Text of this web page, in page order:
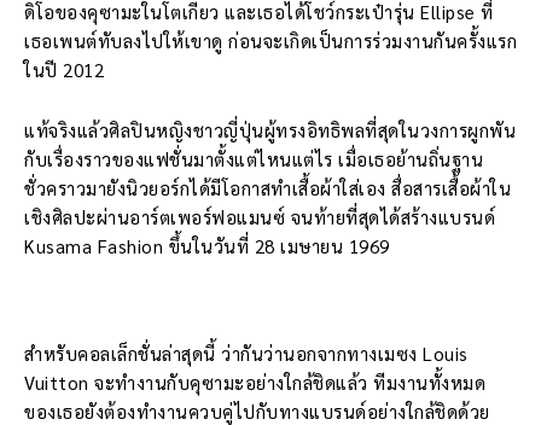
ดิโอของคุซามะในโตเกียว และเธอได้โชว์กระเป๋ารุ่น Ellipse ที่
เธอเพนต์ทับลงไปให้เขาดู ก่อนจะเกิดเป็นการร่วมงานกันครั้งแรก
ในปี 2012
แท้จริงแล้วศิลปินหญิงชาวญี่ปุ่นผู้ทรงอิทธิพลที่สุดในวงการผูกพัน
กับเรื่องราวของแฟชั่นมาตั้งแต่ไหนแต่ไร เมื่อเธอย้านถิ่นฐาน
ชั่วคราวมายังนิวยอร์กได้มีโอกาสทำเสื้อผ้าใส่เอง สื่อสารเสื้อผ้าใน
เชิงศิลปะผ่านอาร์ตเพอร์ฟอแมนซ์ จนท้ายที่สุดได้สร้างแบรนด์
Kusama Fashion ขึ้นในวันที่ 28 เมษายน 1969
สำหรับคอลเล็กชั่นล่าสุดนี้ ว่ากันว่านอกจากทางเมซง Louis
Vuitton จะทำงานกับคุซามะอย่างใกล้ชิดแล้ว ทีมงานทั้งหมด
ของเธอยังต้องทำงานควบคู่ไปกับทางแบรนด์อย่างใกล้ชิดด้วย